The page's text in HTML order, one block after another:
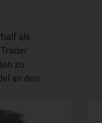
als
zu
an den